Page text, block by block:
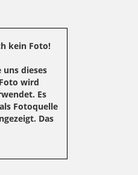
kein Foto!
uns dieses
wird
Es
Fotoquelle
Das